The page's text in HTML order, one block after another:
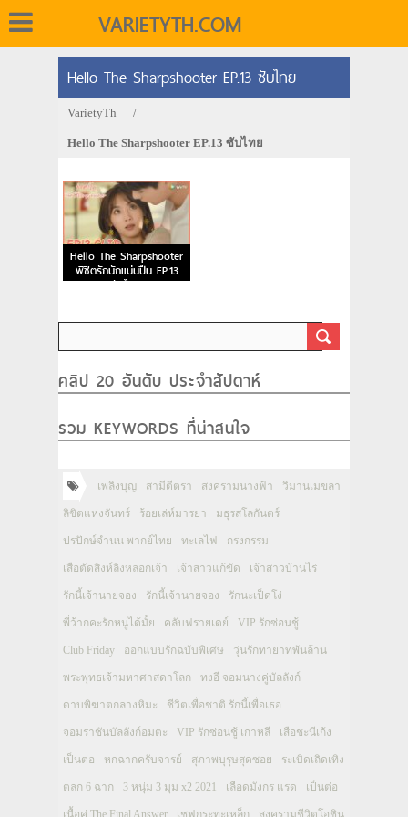
VARIETYTH.COM
Hello The Sharpshooter EP.13 ซับไทย
VarietyTh /
Hello The Sharpshooter EP.13 ซับไทย
Hello The Sharpshooter
พิชิตรักนักแม่นปืน EP.13
ซับไทย
คลิป 20 อันดับ ประจำสัปดาห์
รวม KEYWORDS ที่น่าสนใจ
เพลิงบุญ สามีตีตรา สงครามนางฟ้า วิมานเมขลา
ลิขิตแห่งจันทร์ ร้อยเล่ห์มารยา มธุรสโลกันตร์
ปรปักษ์จำนน พากย์ไทย ทะเลไฟ กรงกรรม
เสือตัดสิงห์ลิงหลอกเจ้า เจ้าสาวแก้ขัด เจ้าสาวบ้านไร่
รักนี้เจ้านายจอง รักนี้เจ้านายจอง รักนะเป็ดโง่
พี่ว้ากคะรักหนูได้มั้ย คลับฟรายเดย์ VIP รักซ่อนชู้
Club Friday ออกแบบรักฉบับพิเศษ วุ่นรักทายาทพันล้าน
พระพุทธเจ้ามหาศาสดาโลก ทงอี จอมนางคู่บัลลังก์
ดาบพิฆาตกลางหิมะ ชีวิตเพื่อชาติ รักนี้เพื่อเธอ
จอมราชันบัลลังก์อมตะ VIP รักซ่อนชู้ เกาหลี เสือชะนีเก้ง
เป็นต่อ หกฉากครับจารย์ สุภาพบุรุษสุดซอย ระเบิดเถิดเทิง
ตลก 6 ฉาก 3 หนุ่ม 3 มุม x2 2021 เลือดมังกร แรด เป็นต่อ
เนื้อคู่ The Final Answer เชฟกระทะเหล็ก สงครามชีวิตโอชิน